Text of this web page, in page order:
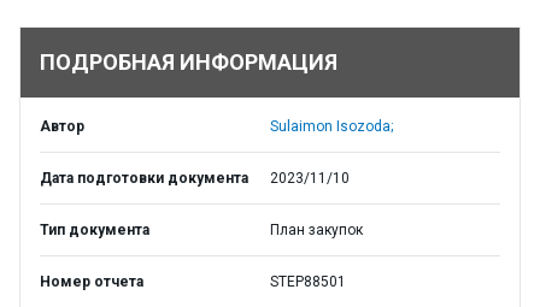
ПОДРОБНАЯ ИНФОРМАЦИЯ
Автор Sulaimon Isozoda;
Дата подготовки документа 2023/11/10
Тип документа План закупок
Номер отчета STEP88501